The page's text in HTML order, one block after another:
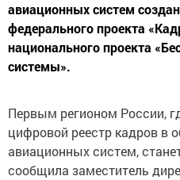
авиационных систем
федерального проекта
национального проекта
системы».
Первым регионом России,
цифровой реестр кадров в
авиационных систем,
сообщила заместитель